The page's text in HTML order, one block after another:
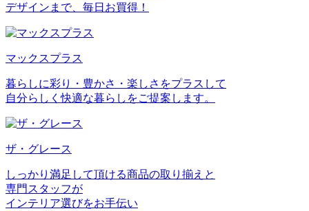
デザインまで、毎日お買得！
マックスプラス
暮らしに彩り・豊かさ・楽しさをプラスして
自分らしく快適な暮らしをご提案します。
ザ・グレース
しっかり満足して頂ける商品の取り揃えと
専門スタッフが
インテリア選びをお手伝い